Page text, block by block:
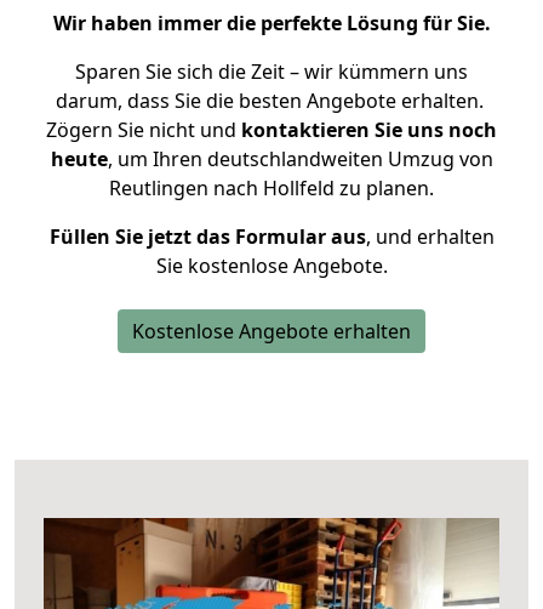
Wir haben immer die perfekte Lösung für Sie.
Sparen Sie sich die Zeit – wir kümmern uns
darum, dass Sie die besten Angebote erhalten.
Zögern Sie nicht und kontaktieren Sie uns noch
heute, um Ihren deutschlandweiten Umzug von
Reutlingen nach Hollfeld zu planen.
Füllen Sie jetzt das Formular aus, und erhalten
Sie kostenlose Angebote.
Kostenlose Angebote erhalten